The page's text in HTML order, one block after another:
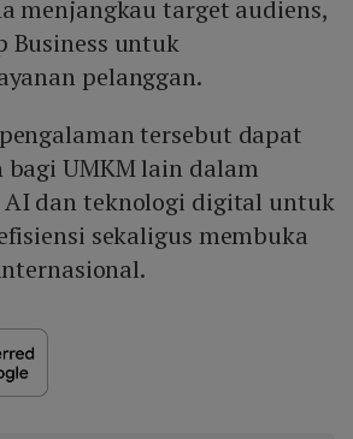
menjangkau target audiens,
Business untuk
pelanggan.
tersebut dapat
UMKM lain dalam
dan teknologi digital untuk
sekaligus membuka